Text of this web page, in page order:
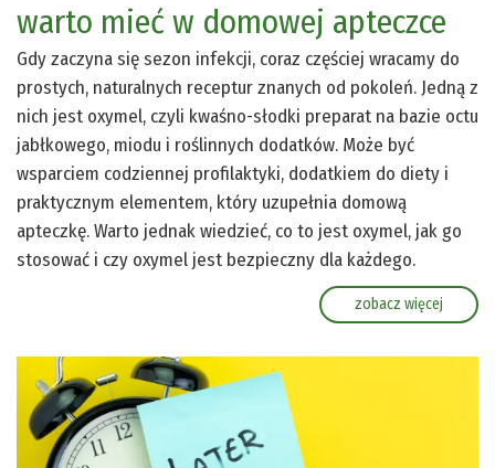
warto mieć w domowej apteczce
Gdy zaczyna się sezon infekcji, coraz częściej wracamy do
prostych, naturalnych receptur znanych od pokoleń. Jedną z
nich jest oxymel, czyli kwaśno-słodki preparat na bazie octu
jabłkowego, miodu i roślinnych dodatków. Może być
wsparciem codziennej profilaktyki, dodatkiem do diety i
praktycznym elementem, który uzupełnia domową
apteczkę. Warto jednak wiedzieć, co to jest oxymel, jak go
stosować i czy oxymel jest bezpieczny dla każdego.
zobacz więcej